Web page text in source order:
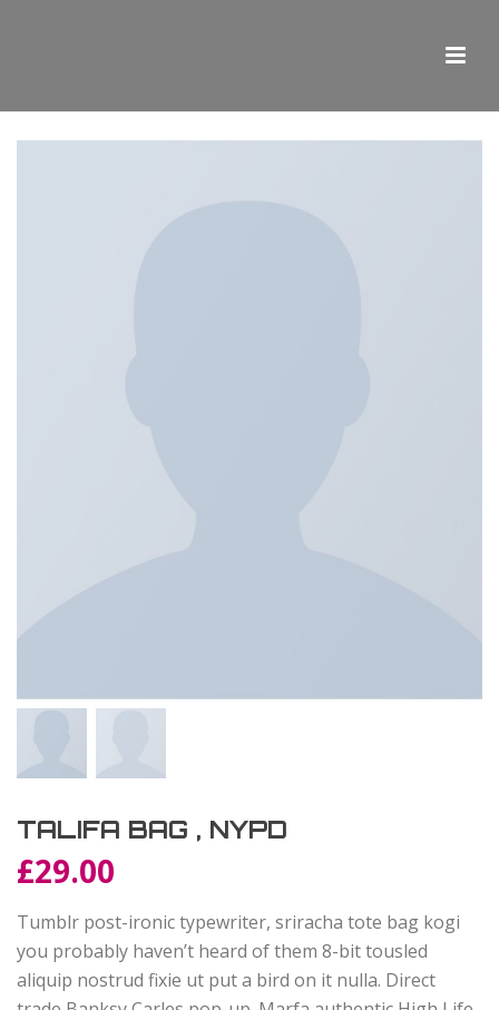
TALIFA BAG , NYPD
£29.00
Tumblr post-ironic typewriter, sriracha tote bag kogi
you probably haven’t heard of them 8-bit tousled
aliquip nostrud fixie ut put a bird on it nulla. Direct